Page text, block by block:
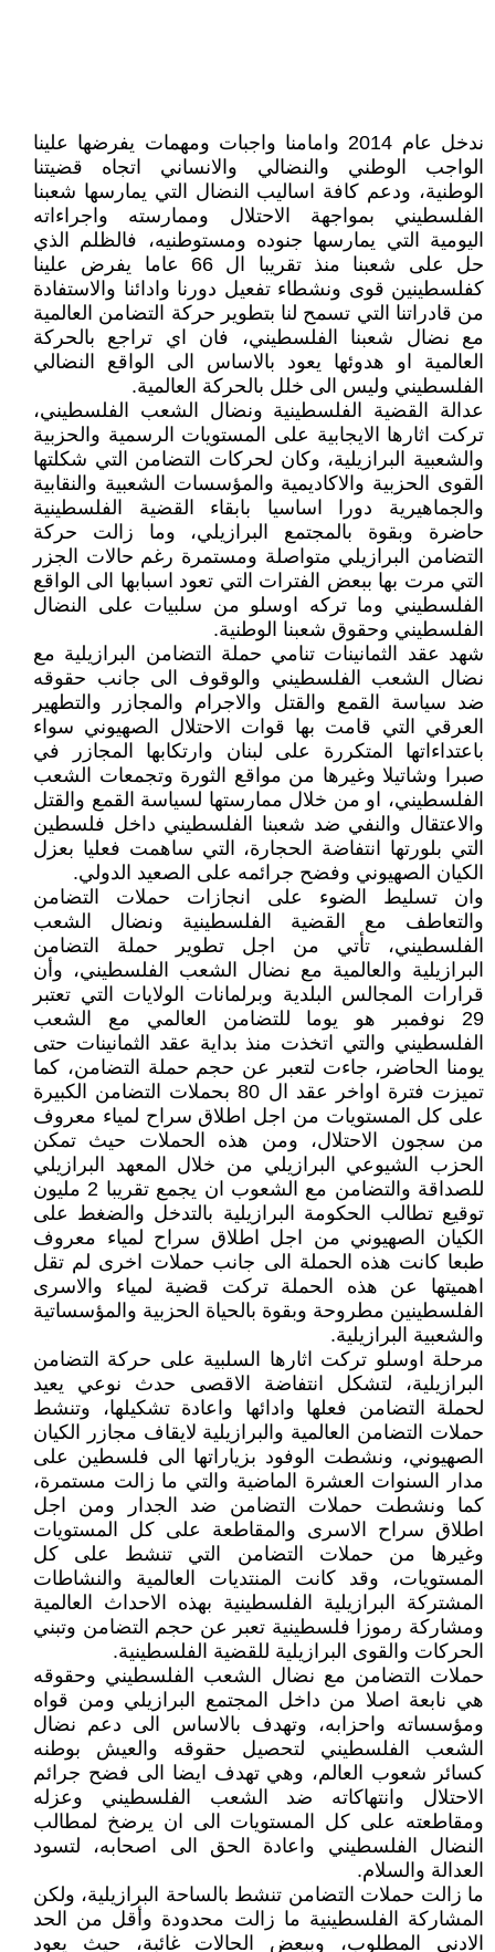
ندخل عام 2014 وامامنا واجبات ومهمات يفرضها علينا
الواجب الوطني والنضالي والانساني اتجاه قضيتنا
الوطنية، ودعم كافة اساليب النضال التي يمارسها شعبنا
الفلسطيني بمواجهة الاحتلال وممارسته واجراءاته
اليومية التي يمارسها جنوده ومستوطنيه، فالظلم الذي
حل على شعبنا منذ تقريبا ال 66 عاما يفرض علينا
كفلسطينين قوى ونشطاء تفعيل دورنا وادائنا والاستفادة
من قادراتنا التي تسمح لنا بتطوير حركة التضامن العالمية
مع نضال شعبنا الفلسطيني، فان اي تراجع بالحركة
العالمية او هدوئها يعود بالاساس الى الواقع النضالي
الفلسطيني وليس الى خلل بالحركة العالمية.
عدالة القضية الفلسطينية ونضال الشعب الفلسطيني،
تركت اثارها الايجابية على المستويات الرسمية والحزبية
والشعبية البرازيلية، وكان لحركات التضامن التي شكلتها
القوى الحزبية والاكاديمية والمؤسسات الشعبية والنقابية
والجماهيرية دورا اساسيا بابقاء القضية الفلسطينية
حاضرة وبقوة بالمجتمع البرازيلي، وما زالت حركة
التضامن البرازيلي متواصلة ومستمرة رغم حالات الجزر
التي مرت بها ببعض الفترات التي تعود اسبابها الى الواقع
الفلسطيني وما تركه اوسلو من سلبيات على النضال
الفلسطيني وحقوق شعبنا الوطنية.
شهد عقد الثمانينات تنامي حملة التضامن البرازيلية مع
نضال الشعب الفلسطيني والوقوف الى جانب حقوقه
ضد سياسة القمع والقتل والاجرام والمجازر والتطهير
العرقي التي قامت بها قوات الاحتلال الصهيوني سواء
باعتداءاتها المتكررة على لبنان وارتكابها المجازر في
صبرا وشاتيلا وغيرها من مواقع الثورة وتجمعات الشعب
الفلسطيني، او من خلال ممارستها لسياسة القمع والقتل
والاعتقال والنفي ضد شعبنا الفلسطيني داخل فلسطين
التي بلورتها انتفاضة الحجارة، التي ساهمت فعليا بعزل
الكيان الصهيوني وفضح جرائمه على الصعيد الدولي.
وان تسليط الضوء على انجازات حملات التضامن
والتعاطف مع القضية الفلسطينية ونضال الشعب
الفلسطيني، تأتي من اجل تطوير حملة التضامن
البرازيلية والعالمية مع نضال الشعب الفلسطيني، وأن
قرارات المجالس البلدية وبرلمانات الولايات التي تعتبر
29 نوفمبر هو يوما للتضامن العالمي مع الشعب
الفلسطيني والتي اتخذت منذ بداية عقد الثمانينات حتى
يومنا الحاضر، جاءت لتعبر عن حجم حملة التضامن، كما
تميزت فترة اواخر عقد ال 80 بحملات التضامن الكبيرة
على كل المستويات من اجل اطلاق سراح لمياء معروف
من سجون الاحتلال، ومن هذه الحملات حيث تمكن
الحزب الشيوعي البرازيلي من خلال المعهد البرازيلي
للصداقة والتضامن مع الشعوب ان يجمع تقريبا 2 مليون
توقيع تطالب الحكومة البرازيلية بالتدخل والضغط على
الكيان الصهيوني من اجل اطلاق سراح لمياء معروف
طبعا كانت هذه الحملة الى جانب حملات اخرى لم تقل
اهميتها عن هذه الحملة تركت قضية لمياء والاسرى
الفلسطينين مطروحة وبقوة بالحياة الحزبية والمؤسساتية
والشعبية البرازيلية.
مرحلة اوسلو تركت اثارها السلبية على حركة التضامن
البرازيلية، لتشكل انتفاضة الاقصى حدث نوعي يعيد
لحملة التضامن فعلها وادائها واعادة تشكيلها، وتنشط
حملات التضامن العالمية والبرازيلية لايقاف مجازر الكيان
الصهيوني، ونشطت الوفود بزياراتها الى فلسطين على
مدار السنوات العشرة الماضية والتي ما زالت مستمرة،
كما ونشطت حملات التضامن ضد الجدار ومن اجل
اطلاق سراح الاسرى والمقاطعة على كل المستويات
وغيرها من حملات التضامن التي تنشط على كل
المستويات، وقد كانت المنتديات العالمية والنشاطات
المشتركة البرازيلية الفلسطينية بهذه الاحداث العالمية
ومشاركة رموزا فلسطينية تعبر عن حجم التضامن وتبني
الحركات والقوى البرازيلية للقضية الفلسطينية.
حملات التضامن مع نضال الشعب الفلسطيني وحقوقه
هي نابعة اصلا من داخل المجتمع البرازيلي ومن قواه
ومؤسساته واحزابه، وتهدف بالاساس الى دعم نضال
الشعب الفلسطيني لتحصيل حقوقه والعيش بوطنه
كسائر شعوب العالم، وهي تهدف ايضا الى فضح جرائم
الاحتلال وانتهاكاته ضد الشعب الفلسطيني وعزله
ومقاطعته على كل المستويات الى ان يرضخ لمطالب
النضال الفلسطيني واعادة الحق الى اصحابه، لتسود
العدالة والسلام.
ما زالت حملات التضامن تنشط بالساحة البرازيلية، ولكن
المشاركة الفلسطينية ما زالت محدودة وأقل من الحد
الادنى المطلوب، وببعض الحالات غائبة، حيث يعود